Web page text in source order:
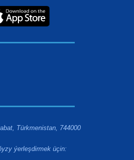
Türkmenistan, 744000
ýerleşdirmek üçin: